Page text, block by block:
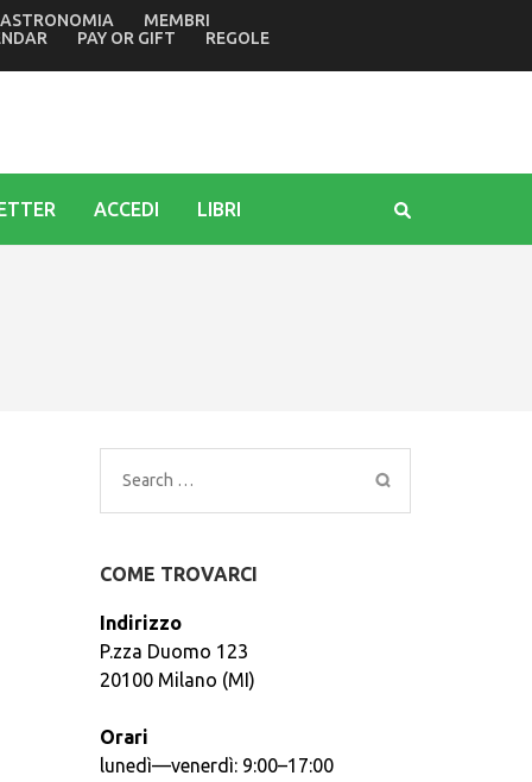
mariano di Barbana
MEMBRI
PAY OR GIFT
REGOLE
ACCEDI LIBRI
Search
for:
COME TROVARCI
Indirizzo
P.zza Duomo 123
20100 Milano (MI)
Orari
lunedì—venerdì: 9:00–17:00